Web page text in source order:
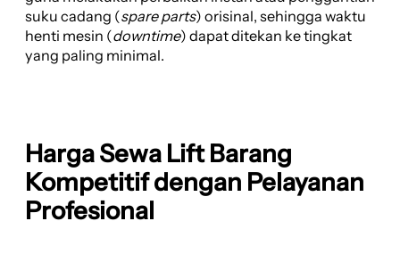
suku cadang (spare parts) orisinal, sehingga waktu
henti mesin (downtime) dapat ditekan ke tingkat
yang paling minimal.
Harga Sewa Lift Barang
Kompetitif dengan Pelayanan
Profesional